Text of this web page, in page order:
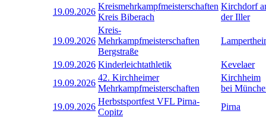
19.09.2026
Kreismehrkampfmeisterschaften
Kreis Biberach
Kirchdorf
der Iller
19.09.2026
Kreis-
Mehrkampfmeisterschaften
Bergstraße
19.09.2026 Kinderleichtathletik
Kevelaer
19.09.2026
42. Kirchheimer
Mehrkampfmeisterschaften
Kirchheim
bei
19.09.2026
Herbstsportfest VFL Pirna-
Copitz
Pirna